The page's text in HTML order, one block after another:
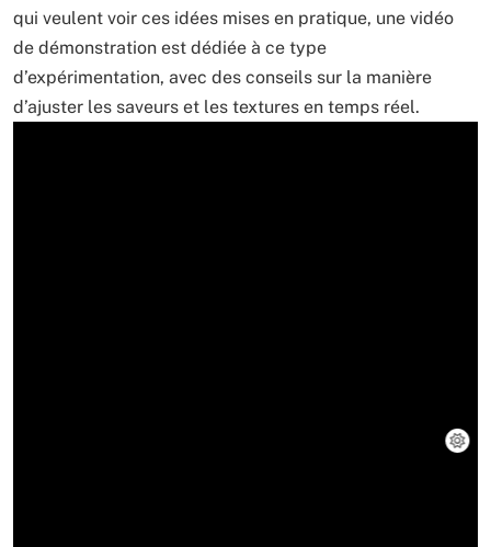
qui veulent voir ces idées mises en pratique, une vidéo
de démonstration est dédiée à ce type
d’expérimentation, avec des conseils sur la manière
d’ajuster les saveurs et les textures en temps réel.